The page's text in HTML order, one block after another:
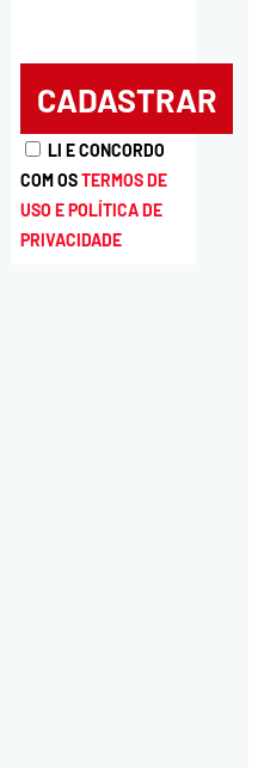
LI E CONCORDO
COM OSTERMOS DE
USO E POLÍTICA DE
PRIVACIDADE